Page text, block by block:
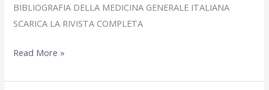
BIBLIOGRAFIA DELLA MEDICINA GENERALE ITALIANA
SCARICA LA RIVISTA COMPLETA
Gennaio
Read More »